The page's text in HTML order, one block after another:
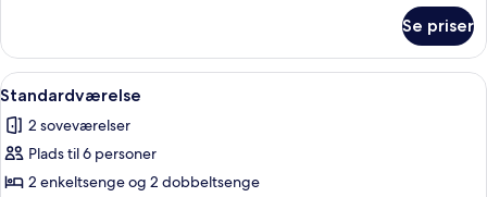
7th
Floor)
Type
Asian
Room
2LDK
Se priser
Indlæs
alle
billeder
af
Standardværelse
En moderne stue med sofa,
27
Standardværelse
2 soveværelser
Plads til 6 personer
2 enkeltsenge og 2 dobbeltsenge